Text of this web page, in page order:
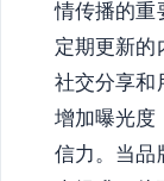
情传播的重
定期更新的
社交分享和
增加曝光度
信力。当品